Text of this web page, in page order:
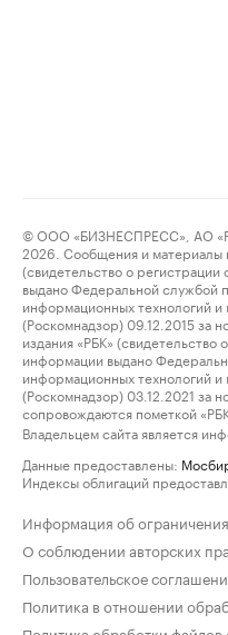
© ООО «БИЗНЕСПРЕСС», АО
2026. Сообщения и материалы
(свидетельство о
выдано Федеральной службой
информационных технологий
(Роскомнадзор) 09.12.2015
издания «РБК»
информации выдано
информационных технологий
(Роскомнадзор) 03.12.2021
сопровождаются пометкой
Владельцем сайта является
Данные предоставлены:
Индексы облигаций
Информация об
О соблюдении авторских
Пользовательское
Политика в отношении